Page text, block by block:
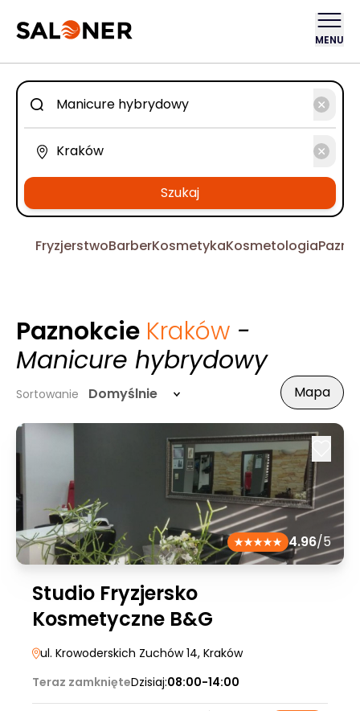
MENU
Szukaj
FryzjerstwoBarberKosmetykaKosmetologia
Paznokcie Kraków -
Manicure hybrydowy
Sortowanie Domyślnie Mapa
4.96/5
Studio Fryzjersko
Kosmetyczne B&G
ul. Krowoderskich Zuchów 14, Kraków
Teraz zamknięteDzisiaj:08:00-14:00